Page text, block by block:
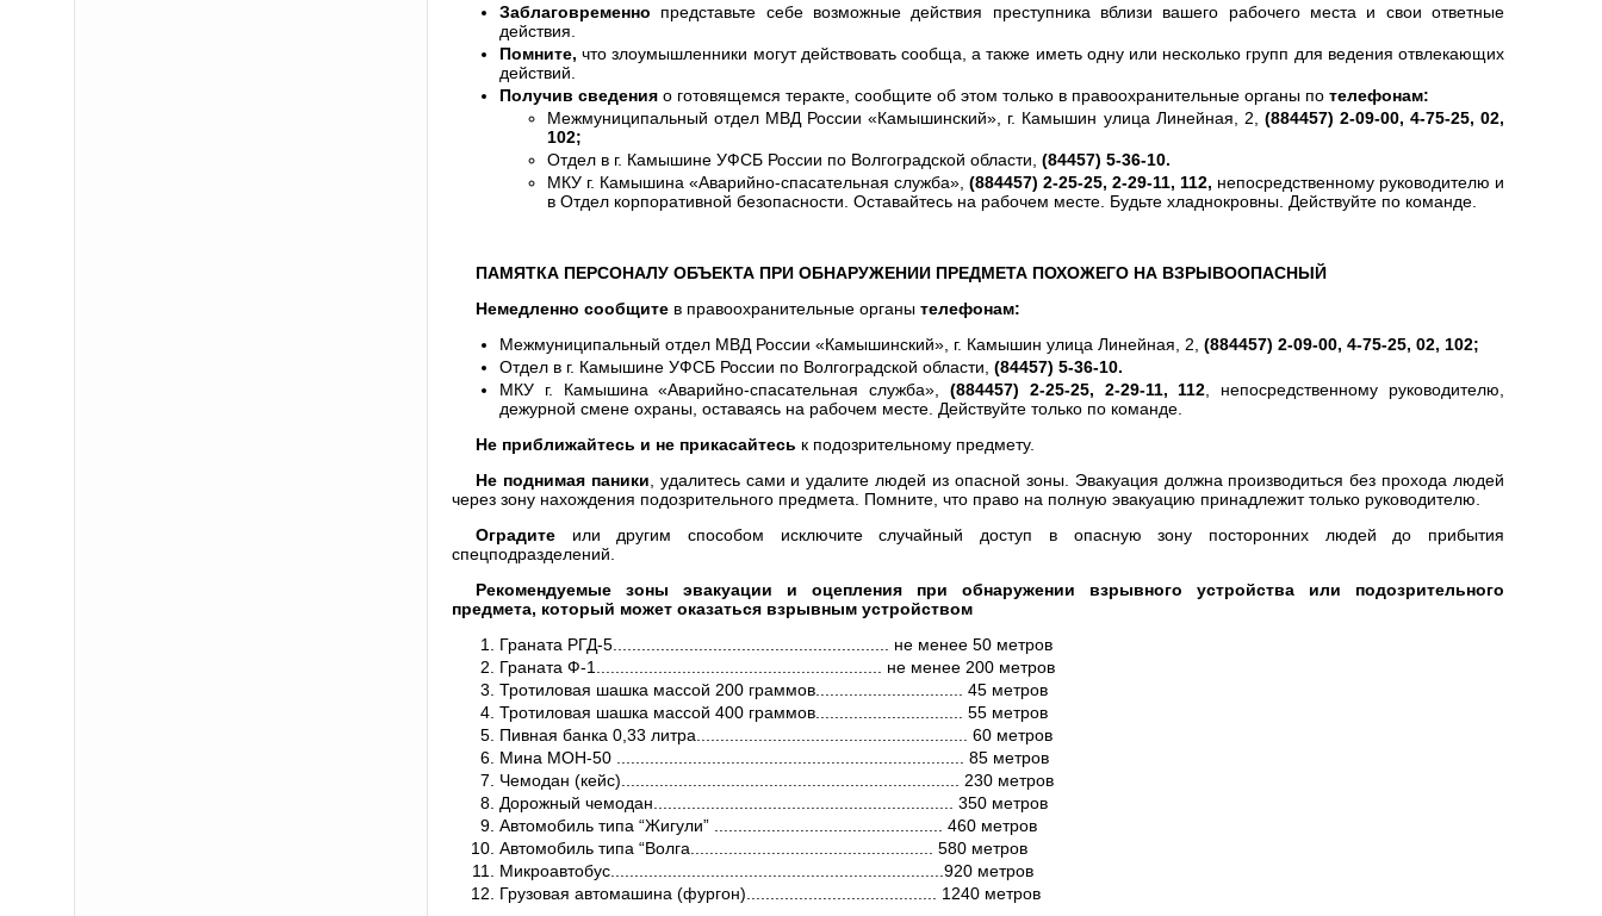
Заблаговременно представьте себе возможные действия преступника вблизи вашего рабочего места и свои ответные
действия.
Помните,что злоумышленники могут действовать сообща, а также иметь одну или несколько групп для ведения отвлекающих
действий.
Получив сведения о готовящемся теракте, сообщите об этом только в правоохранительные органы по телефонам:
Межмуниципальный отдел МВД России «Камышинский», г. Камышин улица Линейная, 2, (884457) 2-09-00, 4-75-25, 02,
102;
Отдел в г. Камышине УФСБ России по Волгоградской области, (84457) 5-36-10.
МКУ г. Камышина «Аварийно-спасательная служба», (884457) 2-25-25, 2-29-11, 112, непосредственному руководителю и
в Отдел корпоративной безопасности. Оставайтесь на рабочем месте. Будьте хладнокровны. Действуйте по команде.
ПАМЯТКА ПЕРСОНАЛУ ОБЪЕКТА ПРИ ОБНАРУЖЕНИИ ПРЕДМЕТА ПОХОЖЕГО НА ВЗРЫВООПАСНЫЙ
Немедленно сообщите в правоохранительные органы телефонам:
Межмуниципальный отдел МВД России «Камышинский», г. Камышин улица Линейная, 2, (884457) 2-09-00, 4-75-25, 02, 102;
Отдел в г. Камышине УФСБ России по Волгоградской области, (84457) 5-36-10.
МКУ г. Камышина «Аварийно-спасательная служба», (884457) 2-25-25, 2-29-11, 112 , непосредственному руководителю,
дежурной смене охраны, оставаясь на рабочем месте. Действуйте только по команде.
Не приближайтесь и не прикасайтесь к подозрительному предмету.
Не поднимая паники , удалитесь сами и удалите людей из опасной зоны. Эвакуация должна производиться без прохода людей
через зону нахождения подозрительного предмета. Помните, что право на полную эвакуацию принадлежит только руководителю.
Оградите или другим способом исключите случайный доступ в опасную зону посторонних людей до прибытия
спецподразделений.
Рекомендуемые зоны эвакуации и оцепления при обнаружении взрывного устройства или подозрительного
предмета, который может оказаться взрывным устройством
Граната РГД-5.......................................................... не менее 50 метров
Граната Ф-1............................................................ не менее 200 метров
Тротиловая шашка массой 200 граммов............................... 45 метров
Тротиловая шашка массой 400 граммов............................... 55 метров
Пивная банка 0,33 литра......................................................... 60 метров
Мина МОН-50 ......................................................................... 85 метров
Чемодан (кейс)....................................................................... 230 метров
Дорожный чемодан............................................................... 350 метров
Автомобиль типа “Жигули” ................................................ 460 метров
Автомобиль типа “Волга................................................... 580 метров
Микроавтобус......................................................................920 метров
Грузовая автомашина (фургон)........................................ 1240 метров